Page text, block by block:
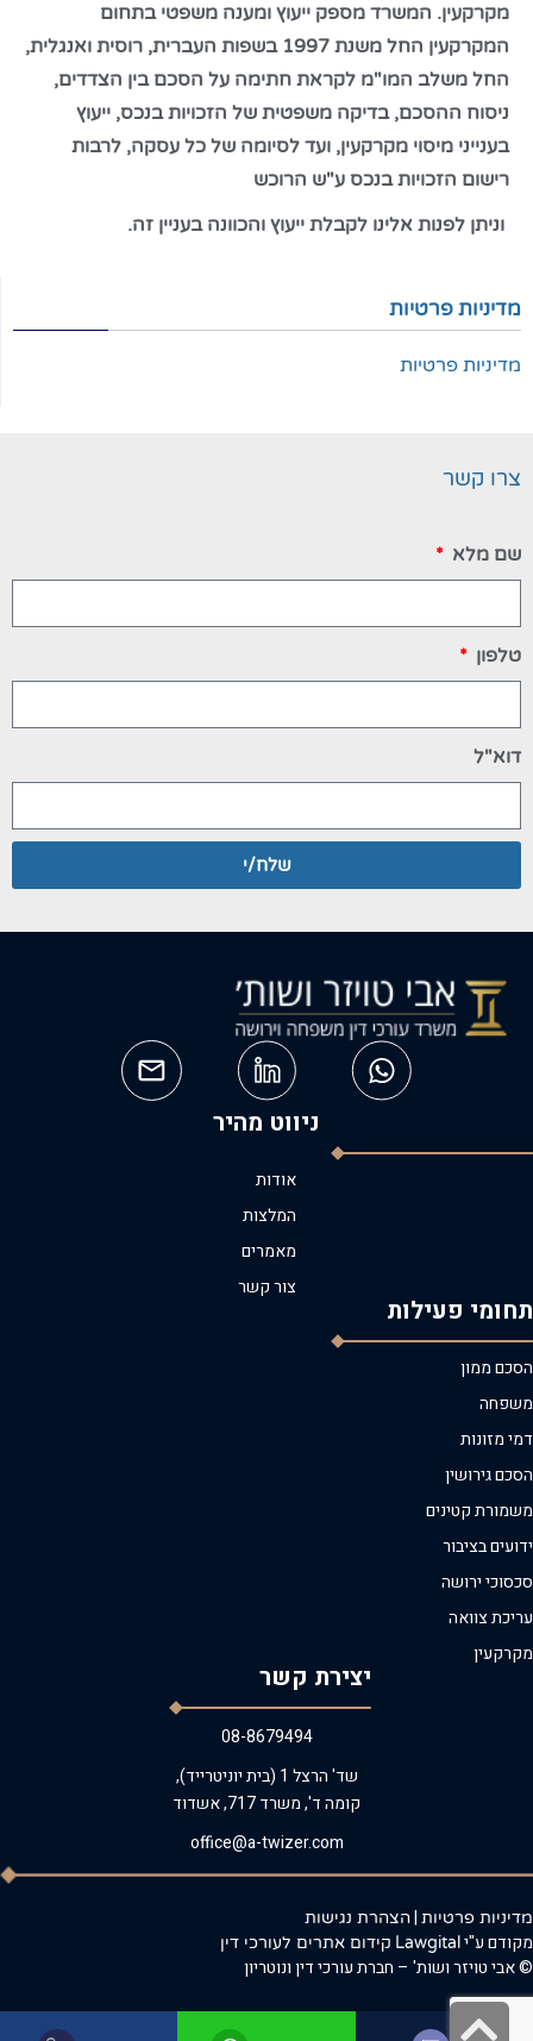
מדיניות פרטיות
מדיניות פרטיות
מקרקעין. המשרד מספק ייעוץ ומענה משפטי בתחום
המקרקעין החל משנת 1997 בשפות העברית, רוסית ואנגלית,
החל משלב המו"מ לקראת חתימה על הסכם בין הצדדים,
ניסוח ההסכם, בדיקה משפטית של הזכויות בנכס, ייעוץ
בענייני מיסוי מקרקעין, ועד לסיומה של כל עסקה, לרבות
רישום הזכויות בנכס ע"ש הרוכש
וניתן לפנות אלינו לקבלת ייעוץ והכוונה בעניין זה.
צרו קשר
שם מלא
טלפון
דוא"ל
שלח/י
ניווט מהיר
אודות
המלצות
מאמרים
צור קשר
תחומי פעילות
הסכם ממון
משפחה
דמי מזונות
הסכם גירושין
משמורת קטינים
ידועים בציבור
סכסוכי ירושה
עריכת צוואה
מקרקעין
יצירת קשר
08-8679494
שד' הרצל 1 (בית יוניטרייד),
קומה ד', משרד 717, אשדוד
office@a-twizer.com
© אבי טויזר ושות' – חברת עורכי דין ונוטריון
מקודם ע"יLawgital קידום אתרים לעורכי דין
מדיניות פרטיות |הצהרת נגישות
גלילה